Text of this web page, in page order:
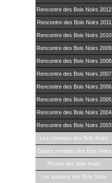
Rencontre des Bois Noirs 2012
Rencontre des Bois Noirs 2011
Rencontre des Bois Noirs 2010
Rencontre des Bois Noirs 2009
Rencontre des Bois Noirs 2008
Rencontre des Bois Noirs 2007
Rencontre des Bois Noirs 2006
Rencontre des Bois Noirs 2005
Rencontre des Bois Noirs 2004
Rencontre des Bois Noirs 2003
Les contours des Bois Noirs
Cartes postales des Bois Noirs
Photos des Bois Noirs
Les santons des Bois Noirs